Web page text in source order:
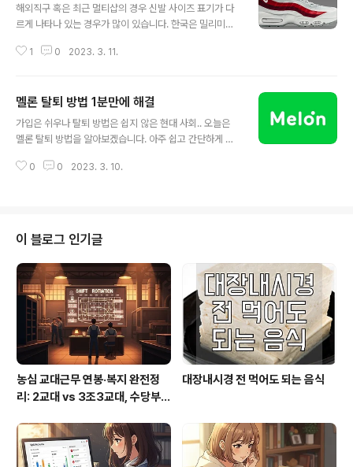
해외직구 혹은 최근 멀티샵의 경우 신발 사이즈 표기가 다
르게 나타나 있는 경우가 많이 있습니다. 한국은 밀리미터
용하기 때문에 잘 알아보고 구매를 해야합니다. 미국 신발
기준을 사용하고 있습니다. 각 인치별 센치미터로 비교하
여 볼수 있도록 정리해두었습니다. 여성용 신발 사이즈표:
남성용 신발 사이즈표: 위 사이즈표는 참고용으로 사용하
기 때문에 구매 전에 해당 제조사의 신발 사이즈표를 확인
1 0 2023. 3. 11.
멜론 탈퇴 방법 1분만에 해결
가입은 쉬우나 탈퇴 방법은 쉽지 않은 현대 사회.. 오늘은
멜론 탈퇴 방법을 알아보겠습니다. 아주 쉽고 간단하게 정
방법 멜론 탈퇴 방법은 다음과 같습니다. 멜론 웹사이트에
회원탈퇴"를 클릭합니다. 회원탈퇴 안내 페이지에서 탈퇴
사유와 비밀번호를 입력한 후 "회원탈퇴 신청" 버튼을 클릭
합니다. 탈퇴 신청 후 확인 창이 나오면 "예" 버튼을 클릭하
여 탈퇴를 완료합니다. 위와 같이 멜론 웹사이트에서 회원
탈퇴를 진행할 수 있습니다. 다만, 멜론 회원탈퇴 시에는 다
시 복구할 수 없으므로 신..
0 0 2023. 3. 10.
이 블로그 인기글
농심 교대근무 연봉·복지 완전정
리: 2교대 vs 3조3교대, 수당부터
대장내시경 전 먹어도 되는 음식